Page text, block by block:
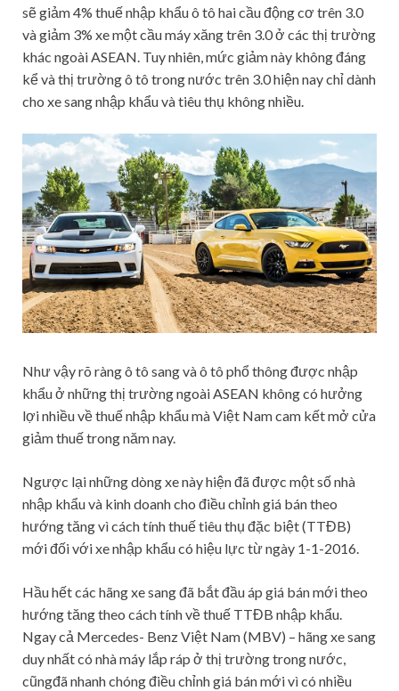
sẽ giảm 4% thuế nhập khẩu ô tô hai cầu động cơ trên 3.0
và giảm 3% xe một cầu máy xăng trên 3.0 ở các thị trường
khác ngoài ASEAN. Tuy nhiên, mức giảm này không đáng
kể và thị trường ô tô trong nước trên 3.0 hiện nay chỉ dành
cho xe sang nhập khẩu và tiêu thụ không nhiều.
Như vậy rõ ràng ô tô sang và ô tô phổ thông được nhập
khẩu ở những thị trường ngoài ASEAN không có hưởng
lợi nhiều về thuế nhập khẩu mà Việt Nam cam kết mở cửa
giảm thuế trong năm nay.
Ngược lại những dòng xe này hiện đã được một số nhà
nhập khẩu và kinh doanh cho điều chỉnh giá bán theo
hướng tăng vì cách tính thuế tiêu thụ đặc biệt (TTĐB)
mới đối với xe nhập khẩu có hiệu lực từ ngày 1-1-2016.
Hầu hết các hãng xe sang đã bắt đầu áp giá bán mới theo
hướng tăng theo cách tính về thuế TTĐB nhập khẩu.
Ngay cả Mercedes- Benz Việt Nam (MBV) – hãng xe sang
duy nhất có nhà máy lắp ráp ở thị trường trong nước,
cũngđã nhanh chóng điều chỉnh giá bán mới vì có nhiều